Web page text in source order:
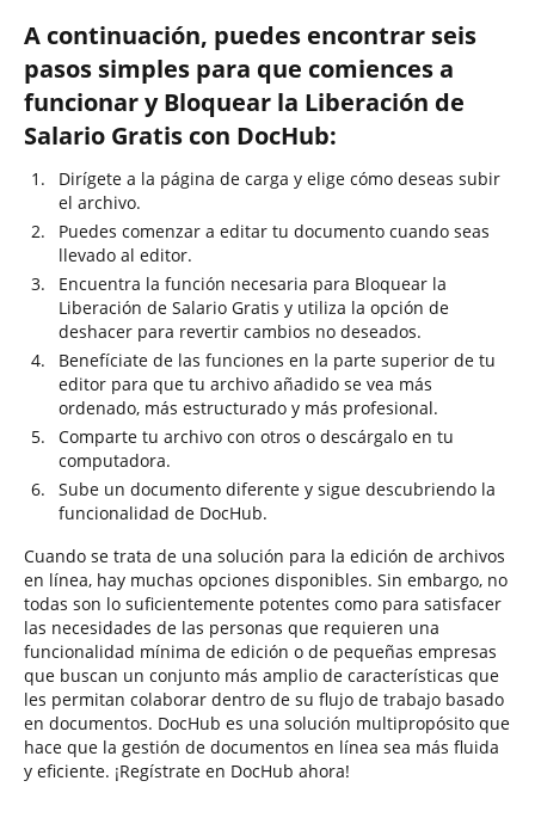
A continuación, puedes encontrar seis
pasos simples para que comiences a
funcionar y Bloquear la Liberación de
Salario Gratis con DocHub:
Dirígete a la página de carga y elige cómo deseas subir
el archivo.
Puedes comenzar a editar tu documento cuando seas
llevado al editor.
Encuentra la función necesaria para Bloquear la
Liberación de Salario Gratis y utiliza la opción de
deshacer para revertir cambios no deseados.
Benefíciate de las funciones en la parte superior de tu
editor para que tu archivo añadido se vea más
ordenado, más estructurado y más profesional.
Comparte tu archivo con otros o descárgalo en tu
computadora.
Sube un documento diferente y sigue descubriendo la
funcionalidad de DocHub.
Cuando se trata de una solución para la edición de archivos
en línea, hay muchas opciones disponibles. Sin embargo, no
todas son lo suficientemente potentes como para satisfacer
las necesidades de las personas que requieren una
funcionalidad mínima de edición o de pequeñas empresas
que buscan un conjunto más amplio de características que
les permitan colaborar dentro de su flujo de trabajo basado
en documentos. DocHub es una solución multipropósito que
hace que la gestión de documentos en línea sea más fluida
y eficiente. ¡Regístrate en DocHub ahora!